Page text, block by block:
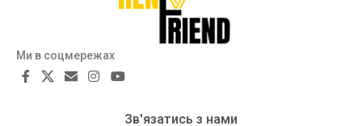
Ми в соцмережах
Зв'язатись з нами